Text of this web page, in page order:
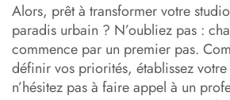
Alors, prêt à transformer votre
paradis urbain ? N’oubliez pas :
commence par un premier pas.
définir vos priorités, établissez
n’hésitez pas à faire appel à un